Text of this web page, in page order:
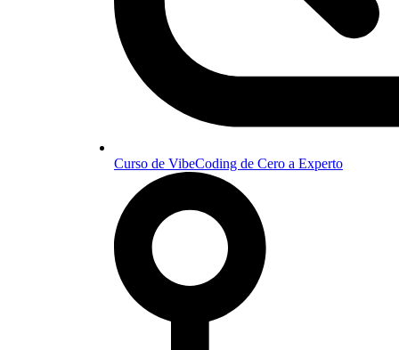
Curso de VibeCoding de Cero a Experto